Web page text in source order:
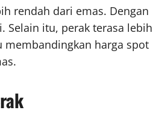
rendah dari emas. Dengan
Selain itu, perak terasa lebih
harga spot